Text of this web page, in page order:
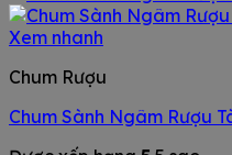
Xem nhanh
Chum Rượu
Chum Sành Ngâm Rượu